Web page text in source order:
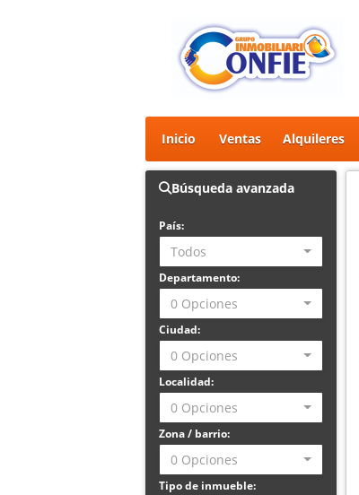
Inicio Ventas Alquileres
Búsqueda avanzada
País:
Todos
Departamento:
0 Opciones
Ciudad:
0 Opciones
Localidad:
0 Opciones
Zona / barrio:
0 Opciones
Tipo de inmueble: